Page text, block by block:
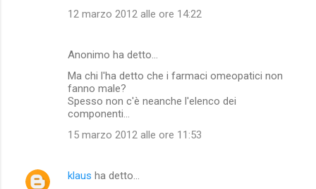
12 marzo 2012 alle ore 14:22
Anonimo ha detto…
Ma chi l'ha detto che i farmaci omeopatici non
fanno male?
Spesso non c'è neanche l'elenco dei
componenti...
15 marzo 2012 alle ore 11:53
klaus ha detto…